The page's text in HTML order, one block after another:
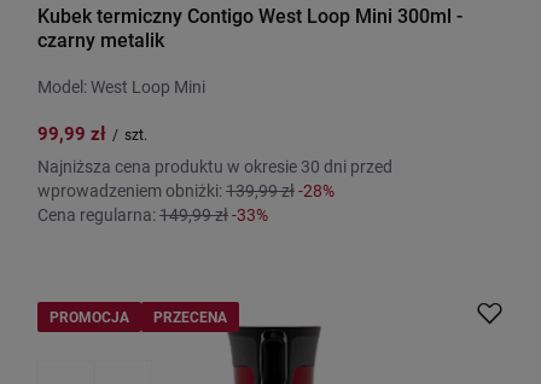
Kubek termiczny Contigo West Loop Mini 300ml -
czarny metalik
Model: West Loop Mini
99,99 zł / szt.
Najniższa cena produktu w okresie 30 dni przed
wprowadzeniem obniżki:139,99 zł-28%
Cena regularna:149,99 zł-33%
PROMOCJA PRZECENA